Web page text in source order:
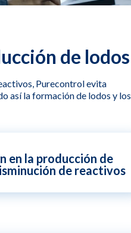
de lodos
Purecontrol evita
así la formación de lodos y los
en la producción de
de reactivos